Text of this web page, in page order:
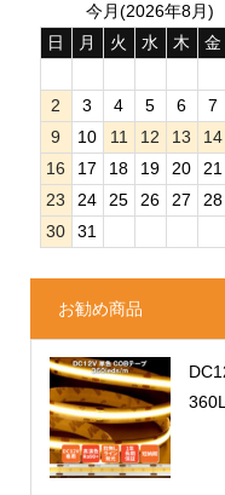
今月(2026年8月)
日
月 火 水 木 金
2
3 4 5 6 7
9
10 11 12 13 14
16
17 18 19 20 21
23
24 25 26 27 28
30
31
お勧め商品